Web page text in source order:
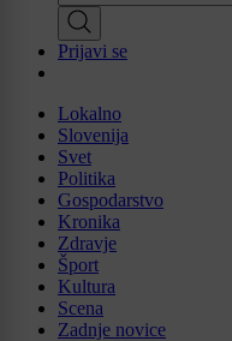
Prijavi se
Lokalno
Slovenija
Svet
Politika
Gospodarstvo
Kronika
Zdravje
Šport
Kultura
Scena
Zadnje novice